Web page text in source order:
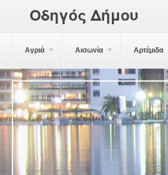
Οδηγός Δήμου
Αγριά Αισωνία Αρτέμιδα